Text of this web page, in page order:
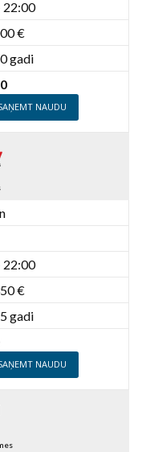
22:00
€
gadi
NAUDU
22:00
€
gadi
NAUDU